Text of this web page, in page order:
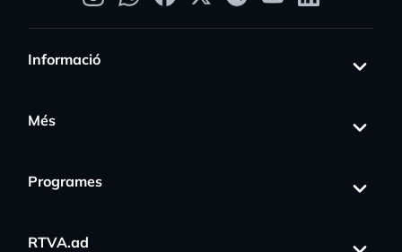
Informació
Més
Programes
RTVA.ad